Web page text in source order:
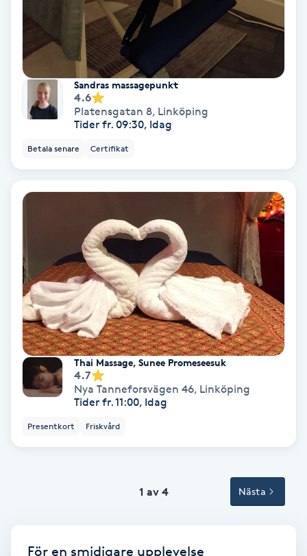
Vampyrbehandling
Vaxning
Vaxning brasiliansk
Veterinär
Vibrationsmassage
Volymfransar
Vårtor
Yin Yoga
Yoga
Sandras massagepunkt
4.6
Platensgatan 8, Linköping
Tider fr. 09:30, Idag
Betala senare Certifikat
Thai Massage, Sunee Promeseesuk
4.7
Nya Tanneforsvägen 46, Linköping
Tider fr. 11:00, Idag
Presentkort Friskvård
1 av 4 Nästa
För en smidigare upplevelse